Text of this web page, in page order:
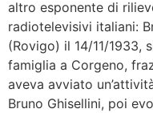
altro esponente di
radiotelevisivi italiani:
(Rovigo) il 14/11/1933,
famiglia a Corgeno,
aveva avviato
Bruno Ghisellini, poi